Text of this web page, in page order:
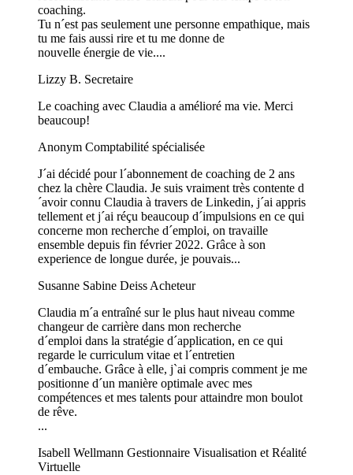
coaching.
Tu n´est pas seulement une personne empathique, mais
tu me fais aussi rire et tu me donne de
nouvelle énergie de vie....
Lizzy B. Secretaire
Le coaching avec Claudia a amélioré ma vie. Merci
beaucoup!
Anonym Comptabilité spécialisée
J´ai décidé pour l´abonnement de coaching de 2 ans
chez la chère Claudia. Je suis vraiment très contente d
´avoir connu Claudia à travers de Linkedin, j´ai appris
tellement et j´ai réçu beaucoup d´impulsions en ce qui
concerne mon recherche d´emploi, on travaille
ensemble depuis fin février 2022. Grâce à son
experience de longue durée, je pouvais...
Susanne Sabine Deiss Acheteur
Claudia m´a entraîné sur le plus haut niveau comme
changeur de carrière dans mon recherche
d´emploi dans la stratégie d´application, en ce qui
regarde le curriculum vitae et l´entretien
d´embauche. Grâce à elle, j`ai compris comment je me
positionne d´un manière optimale avec mes
compétences et mes talents pour attaindre mon boulot
de rêve.
...
Isabell Wellmann Gestionnaire Visualisation et Réalité
Virtuelle